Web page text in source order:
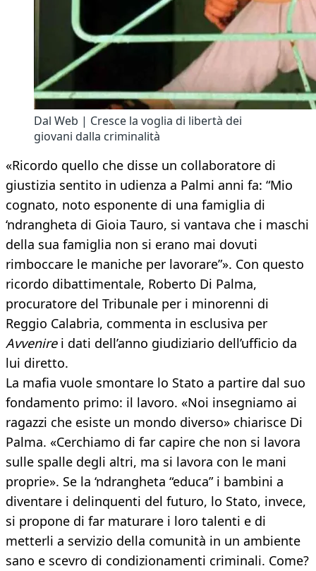
Dal Web | Cresce la voglia di libertà dei
giovani dalla criminalità
«Ricordo quello che disse un collaboratore di
giustizia sentito in udienza a Palmi anni fa: “Mio
cognato, noto esponente di una famiglia di
‘ndrangheta di Gioia Tauro, si vantava che i maschi
della sua famiglia non si erano mai dovuti
rimboccare le maniche per lavorare”». Con questo
ricordo dibattimentale, Roberto Di Palma,
procuratore del Tribunale per i minorenni di
Reggio Calabria, commenta in esclusiva per
Avvenirei dati dell’anno giudiziario dell’ufficio da
lui diretto.
La mafia vuole smontare lo Stato a partire dal suo
fondamento primo: il lavoro. «Noi insegniamo ai
ragazzi che esiste un mondo diverso» chiarisce Di
Palma. «Cerchiamo di far capire che non si lavora
sulle spalle degli altri, ma si lavora con le mani
proprie». Se la ‘ndrangheta “educa” i bambini a
diventare i delinquenti del futuro, lo Stato, invece,
si propone di far maturare i loro talenti e di
metterli a servizio della comunità in un ambiente
sano e scevro di condizionamenti criminali. Come?